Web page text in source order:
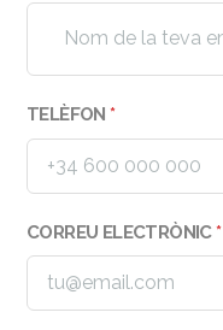
TELÈFON*
CORREU ELECTRÒNIC*